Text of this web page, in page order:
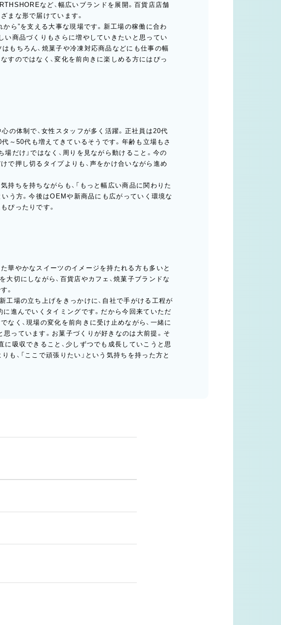
など、幅広いブランドを展開。百貨店店舗
まな形で届けています。
ら”を支える大事な現場です。新工場の稼働に合わ
い商品づくりもさらに増やしていきたいと思ってい
もちろん、焼菓子や冷凍対応商品などにも仕事の幅
すのではなく、変化を前向きに楽しめる方にはぴっ
の体制で、女性スタッフが多く活躍。正社員は20代
～50代も増えてきているそうです。年齢も立場もさ
場だけ」ではなく、周りを見ながら動けること。今の
で押し切るタイプよりも、声をかけ合いながら進め
持ちを持ちながらも、「もっと幅広い商品に関わりた
いう方。今後はOEMや新商品にも広がっていく環境な
ぴったりです。
華やかなスイーツのイメージを持たれる方も多いと
大切にしながら、百貨店やカフェ、焼菓子ブランドな
。
工場の立ち上げをきっかけに、自社で手がける工程が
進んでいくタイミングです。だから今回来ていただ
なく、現場の変化を前向きに受け止めながら、一緒に
っています。お菓子づくりが好きなのは大前提。そ
に吸収できること、少しずつでも成長していこうと思
も、「ここで頑張りたい」という気持ちを持った方と